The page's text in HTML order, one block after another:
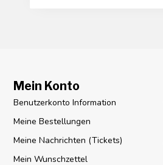
Mein Konto
Benutzerkonto Information
Meine Bestellungen
Meine Nachrichten (Tickets)
Mein Wunschzettel